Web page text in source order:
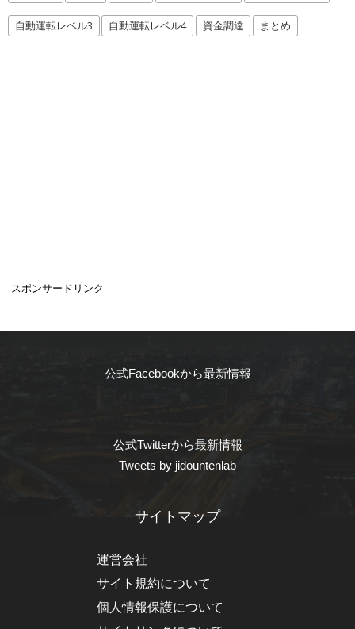
自動運転レベル3 自動運転レベル4 資金調達 まとめ
スポンサードリンク
公式Facebookから最新情報
公式Twitterから最新情報
Tweets by jidountenlab
サイトマップ
運営会社
サイト規約について
個人情報保護について